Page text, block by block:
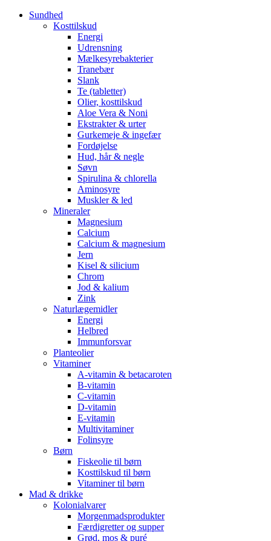
Sundhed
Kosttilskud
Energi
Udrensning
Mælkesyrebakterier
Tranebær
Slank
Te (tabletter)
Olier, kosttilskud
Aloe Vera & Noni
Ekstrakter & urter
Gurkemeje & ingefær
Fordøjelse
Hud, hår & negle
Søvn
Spirulina & chlorella
Aminosyre
Muskler & led
Mineraler
Magnesium
Calcium
Calcium & magnesium
Jern
Kisel & silicium
Chrom
Jod & kalium
Zink
Naturlægemidler
Energi
Helbred
Immunforsvar
Planteolier
Vitaminer
A-vitamin & betacaroten
B-vitamin
C-vitamin
D-vitamin
E-vitamin
Multivitaminer
Folinsyre
Børn
Fiskeolie til børn
Kosttilskud til børn
Vitaminer til børn
Mad & drikke
Kolonialvarer
Morgenmadsprodukter
Færdigretter og supper
Grød, mos & puré